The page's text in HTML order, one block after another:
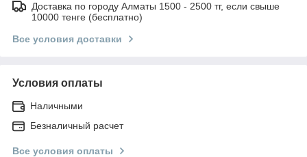
Доставка по городу Алматы 1500 - 2500 тг, если свыше
10000 тенге (бесплатно)
Все условия доставки
Условия оплаты
Наличными
Безналичный расчет
Все условия оплаты